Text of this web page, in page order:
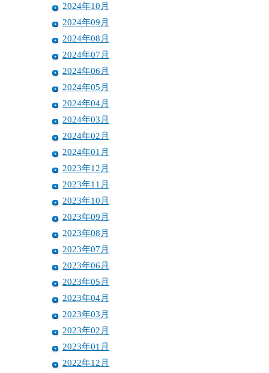
2024年10月
2024年09月
2024年08月
2024年07月
2024年06月
2024年05月
2024年04月
2024年03月
2024年02月
2024年01月
2023年12月
2023年11月
2023年10月
2023年09月
2023年08月
2023年07月
2023年06月
2023年05月
2023年04月
2023年03月
2023年02月
2023年01月
2022年12月